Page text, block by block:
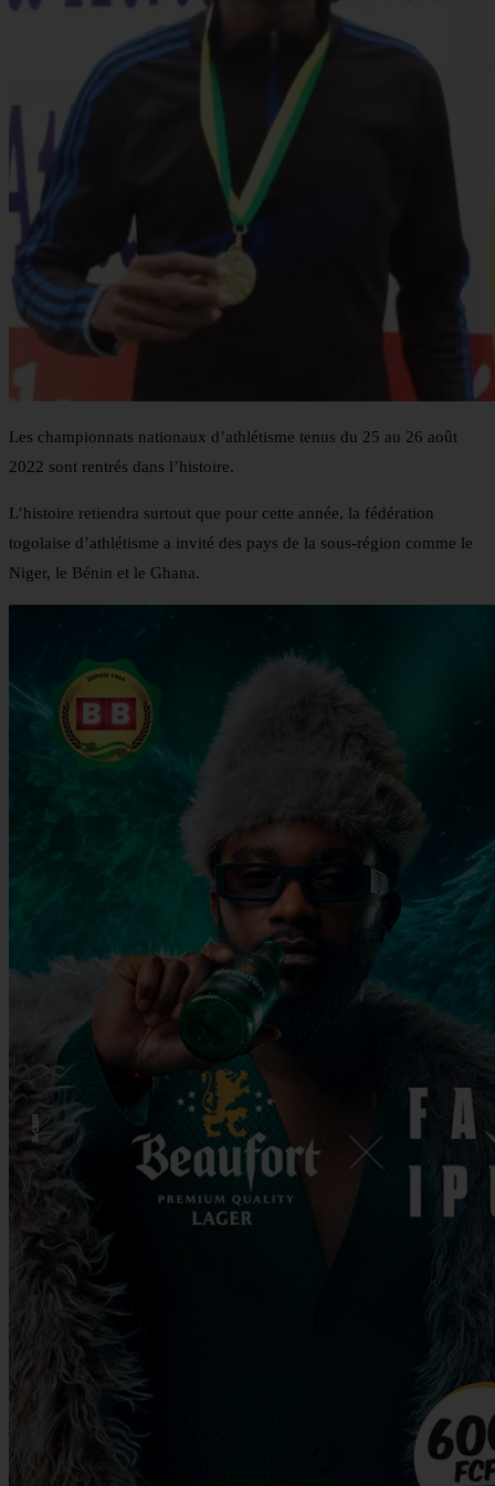
Les championnats nationaux d’athlétisme tenus du 25 au 26 août
2022 sont rentrés dans l’histoire.
L’histoire retiendra surtout que pour cette année, la fédération
togolaise d’athlétisme a invité des pays de la sous-région comme le
Niger, le Bénin et le Ghana.